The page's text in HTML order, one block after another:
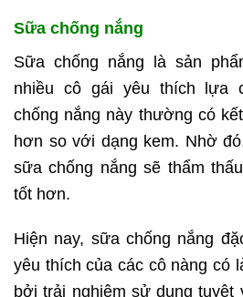
Sữa chống nắng
Sữa chống nắng là sản
nhiều cô gái yêu thích lựa
chống nắng này thường có
hơn so với dạng kem. Nhờ
sữa chống nắng sẽ thẩm
tốt hơn.
Hiện nay, sữa chống nắng
yêu thích của các cô nàng có
bởi trải nghiệm sử dụng tuyệt